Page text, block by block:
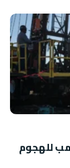
للهجوم